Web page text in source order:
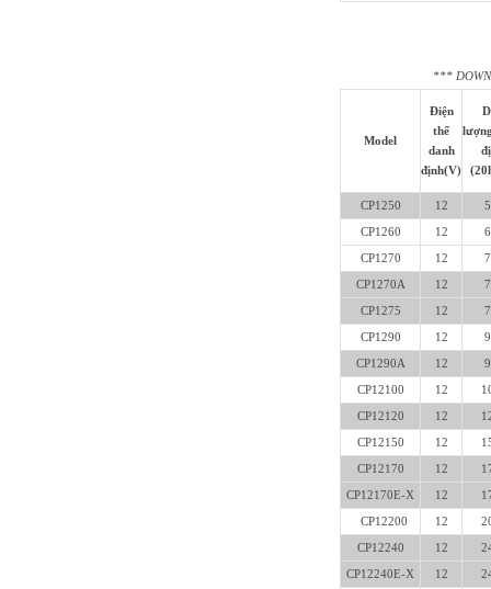
***
Model
Điện
thế
danh
định(V)
CP1250 12
CP1260
12
CP1270
12
CP1270A
12
CP1275
12
CP1290
12
CP1290A
12
CP12100
12
CP12120
12
CP12150
12
CP12170
12
CP12170E-X
12
CP12200
12
CP12240
12
CP12240E-X
12